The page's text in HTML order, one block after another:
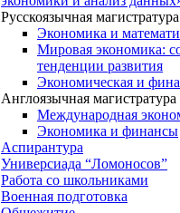
Русскоязычная магистратура
Экономика и
Мировая экономика:
тенденции развития
Экономическая и
Англоязычная магистратура
Международная
Экономика и финансы
Аспирантура
Универсиада “Ломоносов”
Работа со школьниками
Военная подготовка